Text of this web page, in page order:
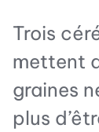
Trois
mettent
graines
plus